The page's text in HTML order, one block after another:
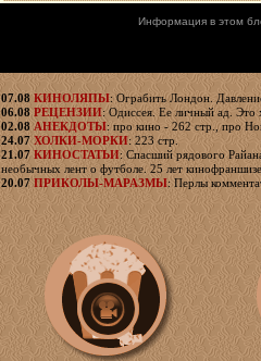
Информация в этом
07.08 КИНОЛЯПЫ: Ограбить Лондон.
06.08 РЕЦЕНЗИИ: Одиссея. Ее личный ад. Это
02.08 АНЕКДОТЫ: про кино - 262 стр., про
24.07 ХОЛКИ-МОРКИ: 223 стр.
21.07 КИНОСТАТЬИ: Спасший рядового
необычных лент о футболе. 25 лет
20.07 ПРИКОЛЫ-МАРАЗМЫ: Перлы